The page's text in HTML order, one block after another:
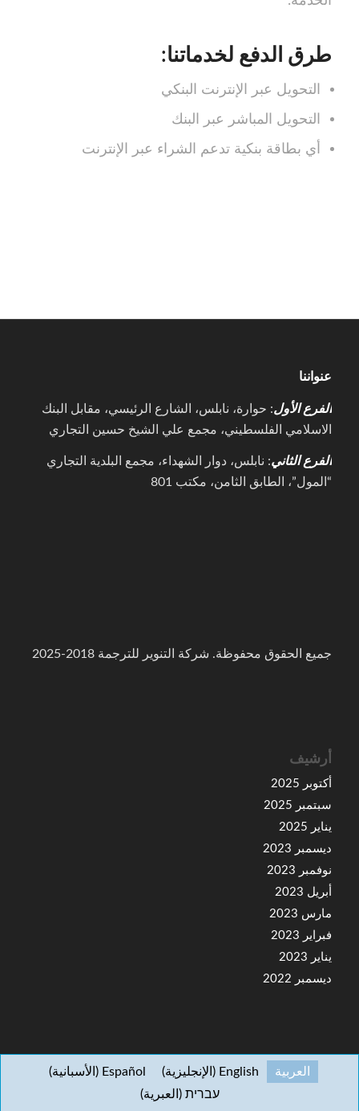
طرق الدفع لخدماتنا:
التحويل عبر الإنترنت البنكي
التحويل المباشر عبر البنك
أي بطاقة بنكية تدعم الشراء عبر الإنترنت
عنواننا
الفرع الأول: حوارة، نابلس، الشارع الرئيسي، مقابل البنك
الاسلامي الفلسطيني، مجمع علي الشيخ حسين التجاري
الفرع الثاني: نابلس، دوار الشهداء، مجمع البلدية التجاري
“المول”، الطابق الثامن، مكتب 801
جميع الحقوق محفوظة. شركة التنوير للترجمة 2018-2025
أرشيف
أكتوبر 2025
سبتمبر 2025
يناير 2025
ديسمبر 2023
نوفمبر 2023
أبريل 2023
مارس 2023
فبراير 2023
يناير 2023
ديسمبر 2022
العربية English
( الإنجليزية)
Español
( الأسبانية)
עברית ( العبرية)